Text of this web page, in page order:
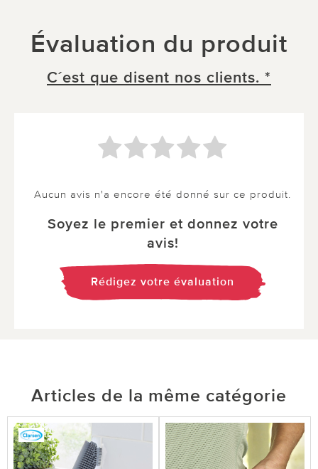
Évaluation du produit
C´est que disent nos clients. *
Aucun avis n'a encore été donné sur ce produit.
Soyez le premier et donnez votre
avis!
Rédigez votre évaluation
Articles de la même catégorie